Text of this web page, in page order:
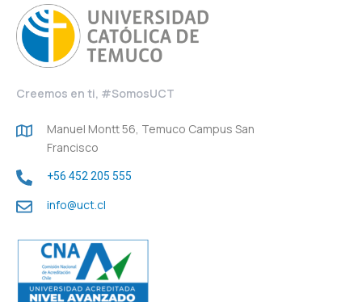
Creemos en ti, #SomosUCT
Manuel Montt 56, Temuco Campus San
Francisco
+56 452 205 555
info@uct.cl